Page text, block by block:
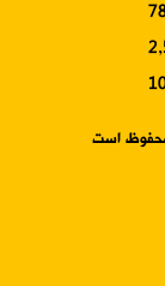
است